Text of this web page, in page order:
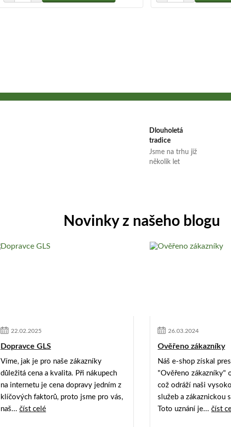
Dlouholetá
tradice
Jsme na trhu již
několik let
Novinky z našeho blogu
22 02 2025
Dopravce GLS
Víme, jak je pro naše zákazníky
důležitá cena a kvalita. Při nákupech
na internetu je cena dopravy jedním z
klíčových faktorů, proto jsme pro vás,
naš... číst celé
26 03 2024
Ověřeno zákazníky
Náš e-shop získal
"Ověřeno zákazníky"
což odráží naši
služeb a zákaznickou
Toto uznání je... číst